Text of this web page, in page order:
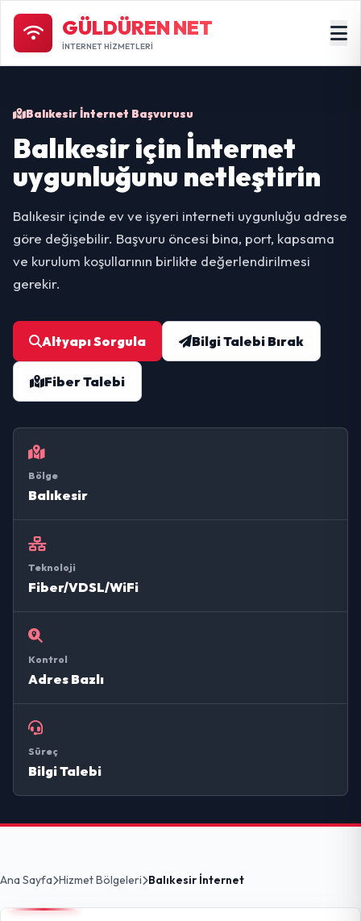
GÜLDÜREN NET
İNTERNET HİZMETLERİ
Balıkesir İnternet Başvurusu
Balıkesir için İnternet
uygunluğunu netleştirin
Balıkesir içinde ev ve işyeri interneti uygunluğu adrese
göre değişebilir. Başvuru öncesi bina, port, kapsama
ve kurulum koşullarının birlikte değerlendirilmesi
gerekir.
Altyapı Sorgula Bilgi Talebi Bırak
Fiber Talebi
Bölge
Balıkesir
Teknoloji
Fiber/VDSL/WiFi
Kontrol
Adres Bazlı
Süreç
Bilgi Talebi
Ana Sayfa Hizmet Bölgeleri Balıkesir İnternet